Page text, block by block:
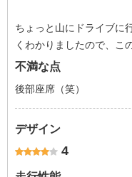
ちょっと山にドライブに
くわかりましたので、こ
不満な点
後部座席（笑）
デザイン
4